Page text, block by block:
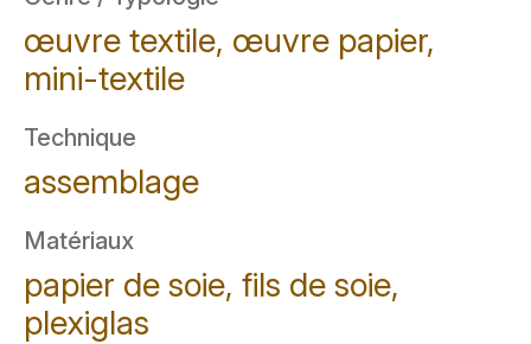
œuvre textile, œuvre papier,
mini-textile
Technique
assemblage
Matériaux
papier de soie, fils de soie,
plexiglas